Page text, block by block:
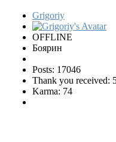
Grigoriy
OFFLINE
Боярин
Posts: 17046
Thank you received:
Karma: 74